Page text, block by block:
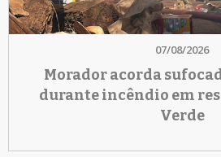
07/08/2026
Morador acorda
durante incêndio em
Verde